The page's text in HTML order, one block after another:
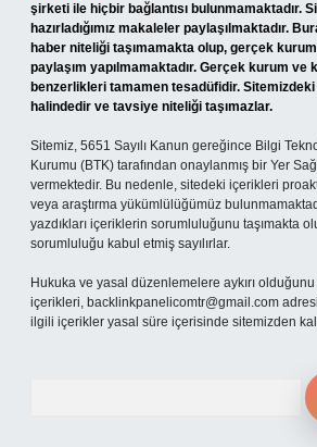
şirketi ile hiçbir bağlantısı bulunmamaktadır.
hazırladığımız makaleler paylaşılmaktadır.
haber niteliği taşımamakta olup, gerçek
paylaşım yapılmamaktadır. Gerçek kurum ve
benzerlikleri tamamen tesadüfidir.
halindedir ve tavsiye niteliği taşımazlar.
Sitemiz, 5651 Sayılı Kanun gereğince Bilgi
Kurumu (BTK) tarafından onaylanmış bir Yer
vermektedir. Bu nedenle, sitedeki içerikleri
veya araştırma yükümlülüğümüz
yazdıkları içeriklerin sorumluluğunu taşımakta
sorumluluğu kabul etmiş sayılırlar.
Hukuka ve yasal düzenlemelere aykırı
içerikleri, backlinkpanelicomtr@gmail.com
ilgili içerikler yasal süre içerisinde sitemizden